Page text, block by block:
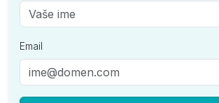
Email